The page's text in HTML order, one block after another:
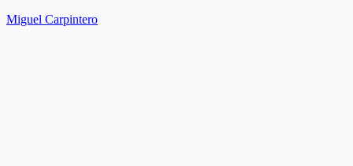
Miguel Carpintero